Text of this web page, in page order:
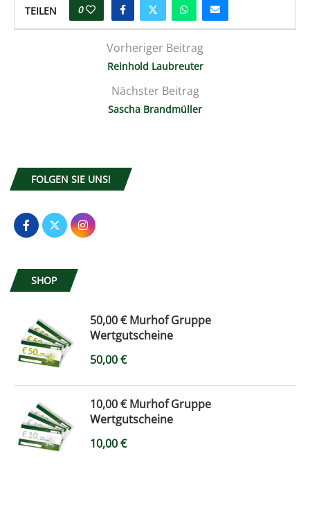
TEILEN 0
Vorheriger Beitrag
Reinhold Laubreuter
Nächster Beitrag
Sascha Brandmüller
FOLGEN SIE UNS!
SHOP
50,00 € Murhof Gruppe
Wertgutscheine
50,00€
10,00 € Murhof Gruppe
Wertgutscheine
10,00€